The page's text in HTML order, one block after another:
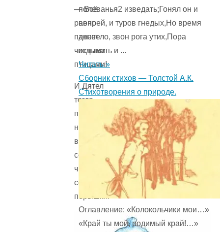
— Всё
равно
пахнет
чистыми
птицами!
И Дятел
тогда
принимался
на самой
верхушке
сосны
чистить
себе
пёрышки.
полеванья2 изведать;Гонял он и
вепрей, и туров гнедых,Но время
доспело, звон рога утих,Пора
отдыхать и ...
Читать »
Сборник стихов — Толстой А.К.
Стихотворения о природе.
Оглавление: «Колокольчики мои…»
«Край ты мой, родимый край!…»